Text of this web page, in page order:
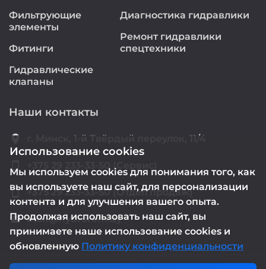
Фильтрующие
элементы
Фитинги
Гидравлические
клапаны
Диагностика гидравлики
Ремонт гидравлики
спецтехники
Наши контакты
location_on г. Минск, 1-й Твёрдый переулок, 11/4
smartphone +375 29 233-33-50 (Сервис)
smartphone +375 29 233-33-50 (Отдел продаж)
email mail@hydrorem.by
Использование cookies
Мы используем cookies для понимания того, как
вы используете наш сайт, для персонализации
контента и для улучшения вашего опыта.
Продолжая использовать наш сайт, вы
принимаете наше использование cookies и
обновленную Политику конфиденциальности